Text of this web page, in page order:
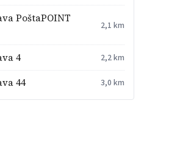
PoštaPOINT
2,1 km
4 2,2 km
44 3,0 km